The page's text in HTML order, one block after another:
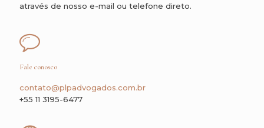
através de nosso e-mail ou telefone direto.
Fale conosco
contato@plpadvogados.com.br
+55 11 3195-6477